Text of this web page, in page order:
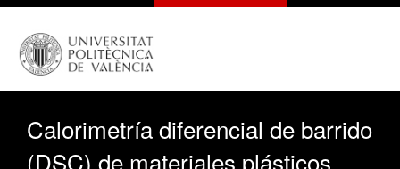
Calorimetría diferencial de barrido
(DSC) de materiales plásticos.